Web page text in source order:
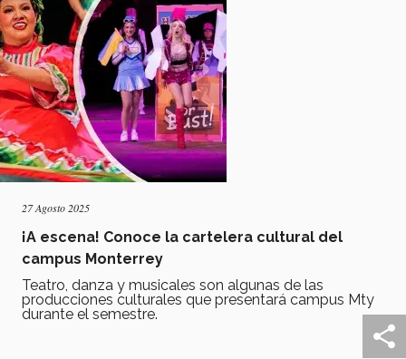
27 Agosto 2025
¡A escena! Conoce la cartelera cultural del
campus Monterrey
Teatro, danza y musicales son algunas de las
producciones culturales que presentará campus Mty
durante el semestre.